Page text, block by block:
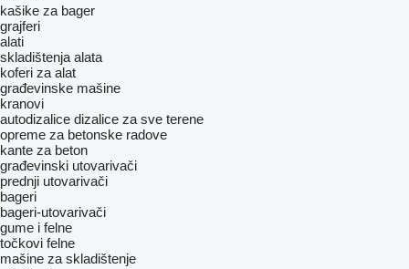
kašike za bager
grajferi
alati
skladištenja alata
koferi za alat
građevinske mašine
kranovi
autodizalice dizalice za sve terene
opreme za betonske radove
kante za beton
građevinski utovarivači
prednji utovarivači
bageri
bageri-utovarivači
gume i felne
točkovi felne
mašine za skladištenje